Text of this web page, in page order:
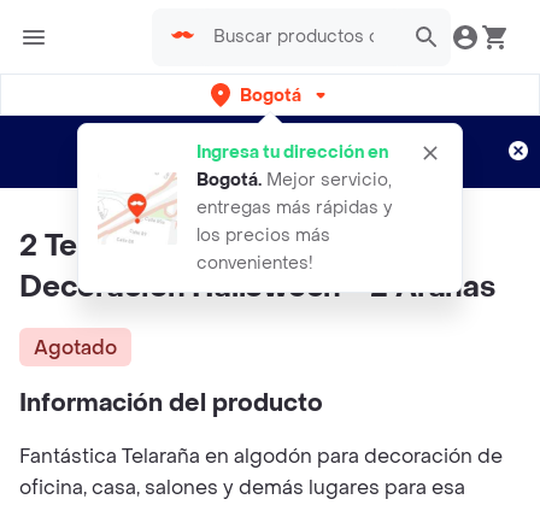
Bogotá
Ingresa tu dirección en
Bogotá. Mejor servicio,
entregas más rápidas y
los precios más
convenientes!
envíos gratis por semanas
Aplican TyC
2 Telaraña En Algodon Blanco
Decoración Halloween + 2 Arañas
Agotado
Información del producto
Fantástica Telaraña en algodón para decoración de
oficina, casa, salones y demás lugares para esa